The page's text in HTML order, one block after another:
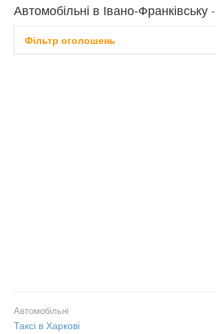
Автомобільні в Івано-Франківську
оголошень
Фільтр оголошень
Автомобільні
Таксі в Харкові